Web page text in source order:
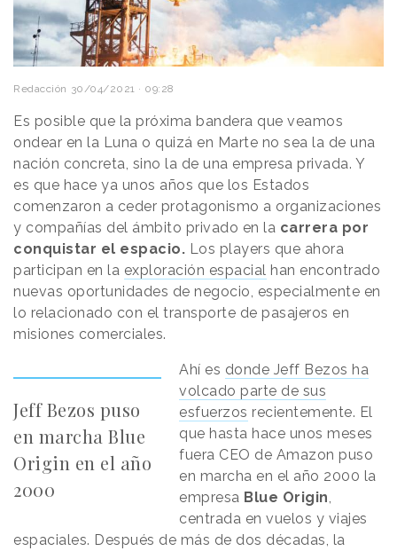
Redacción 30/04/2021 · 09:28
Es posible que la próxima bandera que veamos
ondear en la Luna o quizá en Marte no sea la de una
nación concreta, sino la de una empresa privada. Y
es que hace ya unos años que los Estados
comenzaron a ceder protagonismo a organizaciones
y compañías del ámbito privado en la carrera por
conquistar el espacio. Los players que ahora
participan en la exploración espacial han encontrado
nuevas oportunidades de negocio, especialmente en
lo relacionado con el transporte de pasajeros en
misiones comerciales.
Jeff Bezos puso
en marcha Blue
Origin en el año
2000
Ahí es donde Jeff Bezos ha
volcado parte de sus
esfuerzos recientemente. El
que hasta hace unos meses
fuera CEO de Amazon puso
en marcha en el año 2000 la
empresa Blue Origin
centrada en vuelos y viajes
espaciales. Después de más de dos décadas, la